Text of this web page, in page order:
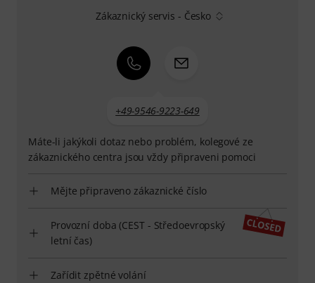
Zákaznický servis - Česko
+49-9546-9223-649
Máte-li jakýkoli dotaz nebo problém, kolegové ze
zákaznického centra jsou vždy připraveni pomoci
Mějte připraveno zákaznické číslo
Provozní doba (CEST - Středoevropský
letní čas)
Zařídit zpětné volání